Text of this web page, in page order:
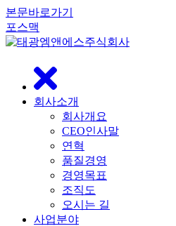
본문바로가기
포스맥
닫
기
회사소개
회사개요
CEO인사말
연혁
품질경영
경영목표
조직도
오시는 길
사업분야